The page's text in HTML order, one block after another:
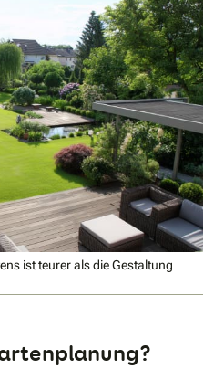
ist teurer als die Gestaltung